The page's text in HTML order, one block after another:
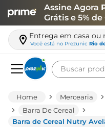
Assine Agora
Grátis e 5%
Entrega em casa ou
Você está no Prezunic Rio
Buscar
Mercearia
Barra De Cereal
Barra de Cereal Nutry
leite